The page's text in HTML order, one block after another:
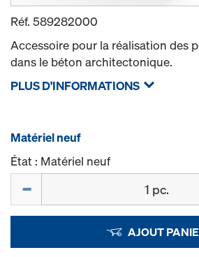
Réf. 589282000
Accessoire pour la réalisation des
dans le béton architectonique.
PLUS D'INFORMATIONS
Matériel neuf
État : Matériel neuf
AJOUT